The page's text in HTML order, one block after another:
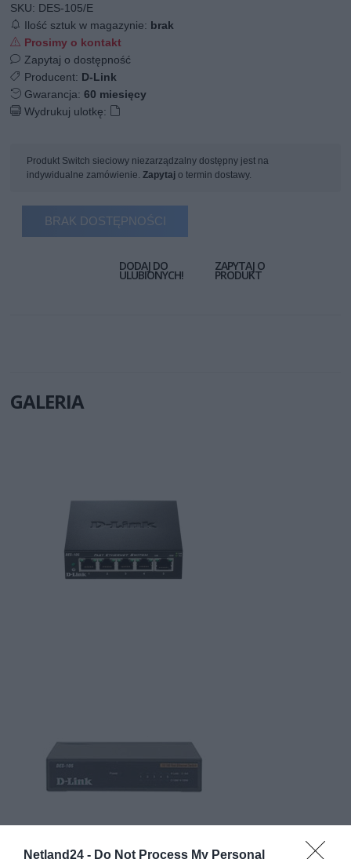
Netland24 - Do Not Process My Personal
SKU: DES-105/E
Ilość sztuk w magazynie: brak
Prosimy o kontakt
Zapytaj o dostępność
Producent: D-Link
Gwarancja:60 miesięcy
Wydrukuj ulotkę:
Produkt Switch sieciowy niezarządzalny dostępny jest na
indywidualne zamówienie.Zapytaj o termin dostawy.
BRAK DOSTĘPNOŚCI
DODAJ DO
ULUBIONYCH!
ZAPYTAJ O
PRODUKT
GALERIA